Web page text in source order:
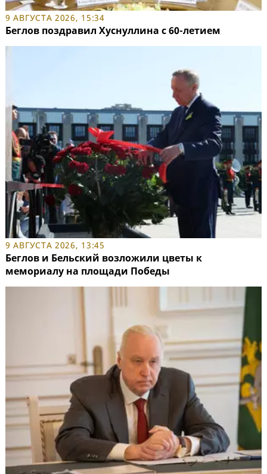
9 АВГУСТА 2026, 15:34
Беглов поздравил Хуснуллина с 60-летием
9 АВГУСТА 2026, 13:45
Беглов и Бельский возложили цветы к
мемориалу на площади Победы